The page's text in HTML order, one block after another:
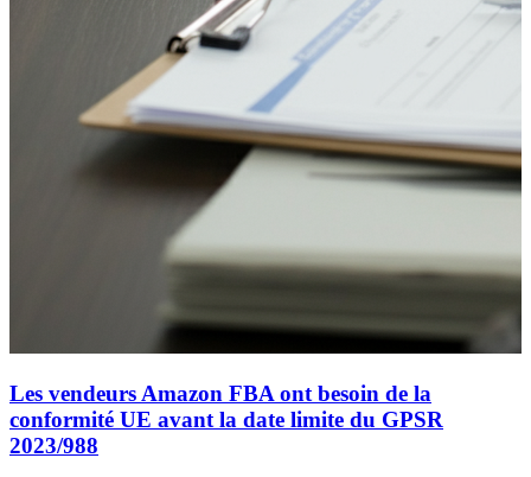
Les vendeurs Amazon FBA ont besoin de la
conformité UE avant la date limite du GPSR
2023/988